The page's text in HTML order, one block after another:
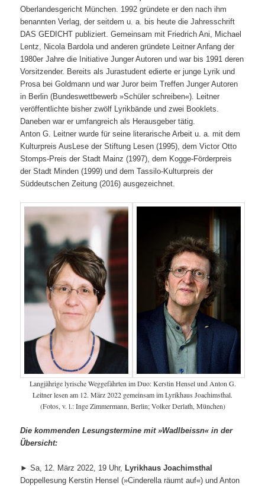
Oberlandesgericht München. 1992 gründete er den nach ihm
benannten Verlag, der seitdem u. a. bis heute die Jahresschrift
DAS GEDICHT publiziert. Gemeinsam mit Friedrich Ani, Michael
Lentz, Nicola Bardola und anderen gründete Leitner Anfang der
1980er Jahre die Initiative Junger Autoren und war bis 1991 deren
Vorsitzender. Bereits als Jurastudent edierte er junge Lyrik und
Prosa bei Goldmann und war Juror beim Treffen Junger Autoren
in Berlin (Bundeswettbewerb »Schüler schreiben«). Leitner
veröffentlichte bisher zwölf Lyrikbände und zwei Booklets.
Daneben war er umfangreich als Herausgeber tätig.
Anton G. Leitner wurde für seine literarische Arbeit u. a. mit dem
Kulturpreis AusLese der Stiftung Lesen (1995), dem Victor Otto
Stomps-Preis der Stadt Mainz (1997), dem Kogge-Förderpreis
der Stadt Minden (1999) und dem Tassilo-Kulturpreis der
Süddeutschen Zeitung (2016) ausgezeichnet.
Langjährige lyrische Weggefährten im Duo: Kerstin Hensel und Anton G.
Leitner lesen am 12. März 2022 gemeinsam im Lyrikhaus Joachimsthal.
(Fotos, v. l.: Inge Zimmermann, Berlin; Volker Derlath, München)
Die kommenden Lesungstermine mit »Wadlbeissn« in der
Übersicht:
► Sa, 12. März 2022, 19 Uhr, Lyrikhaus Joachimsthal
Doppellesung Kerstin Hensel (»Cinderella räumt auf«) und Anton